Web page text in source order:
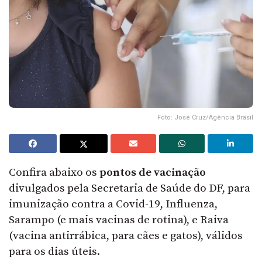
Foto: José Cruz/Agência Brasil
Confira abaixo os pontos de vacinação
divulgados pela Secretaria de Saúde do DF, para
imunização contra a Covid-19, Influenza,
Sarampo (e mais vacinas de rotina), e Raiva
(vacina antirrábica, para cães e gatos), válidos
para os dias úteis.